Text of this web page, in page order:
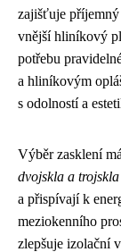
zajišťuje příjemný
vnější hliníkový
potřebu
a hliníkovým
s odolností a
Výběr zasklení
dvojskla a
a přispívají k
meziokenního
zlepšuje izolační